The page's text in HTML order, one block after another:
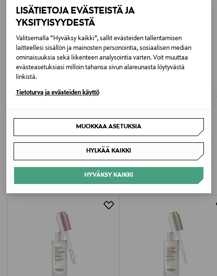
LISÄTIETOJA EVÄSTEISTÄ JA
YKSITYISYYDESTÄ
Valitsemalla “Hyväksy kaikki”, sallit evästeiden tallentamisen
laitteellesi sisällön ja mainosten personointia, sosiaalisen median
ominaisuuksia sekä liikenteen analysointia varten. Voit muuttaa
evästeasetuksiasi milloin tahansa sivun alareunasta löytyvästä
linkistä.
Tietoturva ja evästeiden käyttö
MUOKKAA ASETUKSIA
HYLKÄÄ KAIKKI
HYVÄKSY KAIKKI
Tyyppi
Kosteusvoide
Turvallisuustiedot
Jos tuotetta joutuu silmiin, huuhtele ne välittömästi
Valmistajan osoite
Keilaranta 13 A, 02150, Espoo, Finland
Digitaalinen osoite
KIEHL'S
Ultra Facial Cream -päivävoide 50ML
Original Price
40,00 €
KIEHL'S
Ultra Facial Cream SPF 30 -
LISÄÄ KIINNOSTAVIA
TUOTTEITA